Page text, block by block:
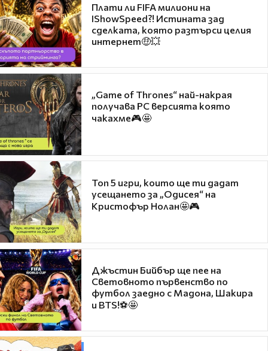
Плати ли FIFA милиони на
IShowSpeed?! Истината зад
сделката, която разтърси целия
интернет🤑💥
„Game of Thrones“ най-накрая
получава PC версията която
чакахме🎮🤩
Топ 5 игри, които ще ти дадат
усещането за „Одисея“ на
Кристофър Нолан🤩🎮
Джъстин Бийбър ще пее на
Световното първенство по
футбол заедно с Мадона, Шакира
и BTS!⚽🤩